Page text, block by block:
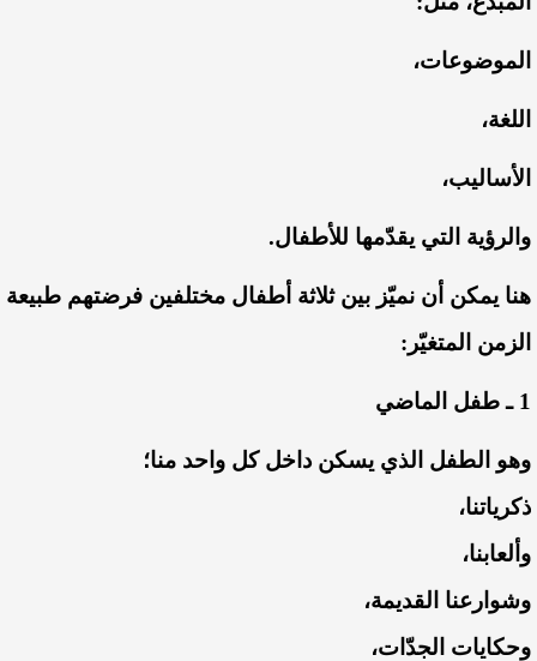
الموضوعات،
اللغة،
الأساليب،
والرؤية التي يقدّمها للأطفال.
هنا يمكن أن نميّز بين ثلاثة أطفال مختلفين فرضتهم طبيعة
الزمن المتغيّر:
1 ـ طفل الماضي
وهو الطفل الذي يسكن داخل كل واحد منا؛
ذكرياتنا،
وألعابنا،
وشوارعنا القديمة،
وحكايات الجدّات،